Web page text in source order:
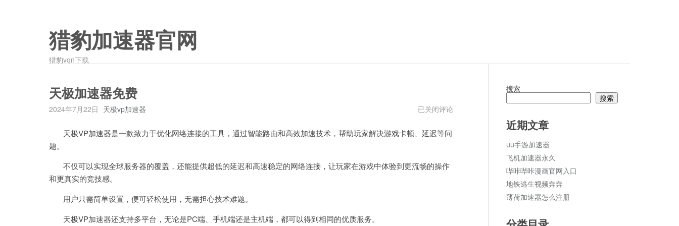
猎豹加速器官网
猎豹vqn下载
天极加速器免费
2024年7月22日 天极vp加速器
天
速
已关闭评论
天极VP加速器是一款致力于优化网络连接的工具，通过智能路由和高效加速技术，帮助玩家解决游戏卡顿、延迟等问
题。
不仅可以实现全球服务器的覆盖，还能提供超低的延迟和高速稳定的网络连接，让玩家在游戏中体验到更流畅的操作
和更真实的竞技感。
用户只需简单设置，便可轻松使用，无需担心技术难题。
天极VP加速器还支持多平台，无论是PC端、手机端还是主机端，都可以得到相同的优质服务。
搜索
搜索
近期文章
uu手游加速器
飞机加速器永久
哔咔哔咔漫画官网入口
地铁逃生视频奔奔
薄荷加速器怎么注册